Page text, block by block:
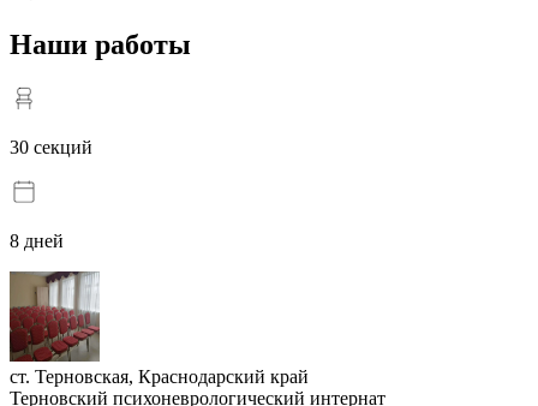
Наши работы
30 секций
8 дней
ст. Терновская, Краснодарский край
Терновский психоневрологический интернат